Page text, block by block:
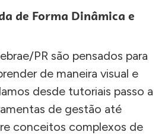
de Forma Dinâmica e
PR são pensados para
de maneira visual e
desde tutoriais passo a
de gestão até
conceitos complexos de